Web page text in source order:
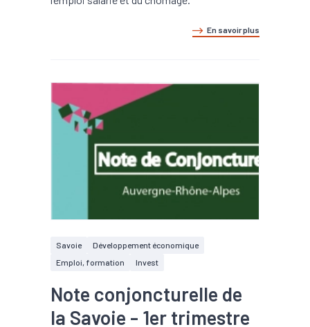
En savoir plus
Savoie
Développement économique
Emploi, formation
Invest
Note conjoncturelle de
la Savoie - 1er trimestre